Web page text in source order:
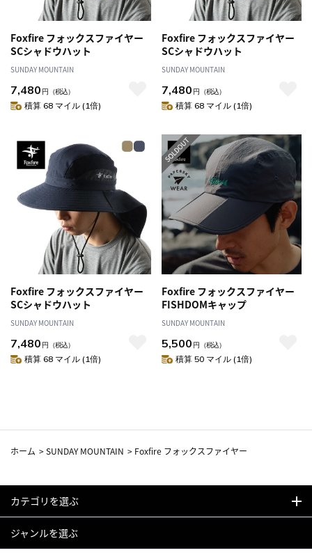
Foxfire フォックスファイヤー
SCシャドウハット
SUNDAY MOUNTAIN
7,480 円 （税込）
積算 68 マイル (1倍)
Foxfire フォックスファイヤー
SCシャドウハット
SUNDAY MOUNTAIN
7,480 円 （税込）
積算 68 マイル (1倍)
Foxfire フォックスファイヤー
SCシャドウハット
SUNDAY MOUNTAIN
7,480 円 （税込）
積算 68 マイル (1倍)
Foxfire フォックスファイヤー
FISHDOMキャップ
SUNDAY MOUNTAIN
5,500 円 （税込）
積算 50 マイル (1倍)
ホーム >SUNDAY MOUNTAIN > Foxfire フォックスファイヤー
カテゴリを選ぶ
ジャンルを選ぶ